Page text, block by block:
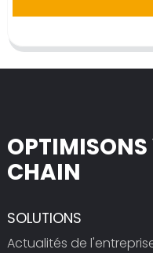
OPTIMISONS
CHAIN
SOLUTIONS
Actualités de